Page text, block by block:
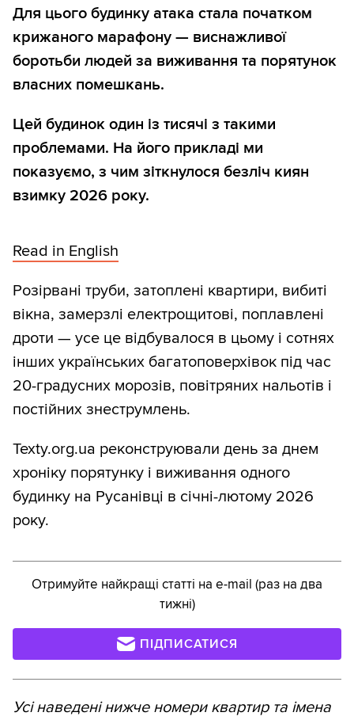
Для цього будинку атака стала початком
крижаного марафону — виснажливої
боротьби людей за виживання та порятунок
власних помешкань.
Цей будинок один із тисячі з такими
проблемами. На його прикладі ми
показуємо, з чим зіткнулося безліч киян
взимку 2026 року.
Read in English
Розірвані труби, затоплені квартири, вибиті
вікна, замерзлі електрощитові, поплавлені
дроти — усе це відбувалося в цьому і сотнях
інших українських багатоповерхівок під час
20-градусних морозів, повітряних нальотів і
постійних знеструмлень.
Texty.org.ua реконструювали день за днем
хроніку порятунку і виживання одного
будинку на Русанівці в січні-лютому 2026
року.
Отримуйте найкращі статті на e-mail (раз на два
тижні)
ПІДПИСАТИСЯ
Усі наведені нижче номери квартир та імена